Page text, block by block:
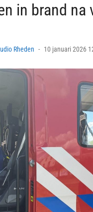
in brand
Rheden
Posted
10 januari 2026